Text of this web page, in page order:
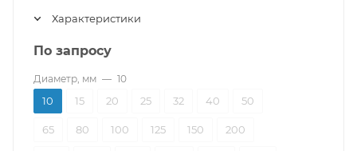
Характеристики
По запросу
Диаметр, мм — 10
10 15 20 25 32 40 50
65 80 100 125 150 200